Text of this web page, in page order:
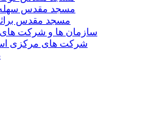
مسجد مقدس
مسجد مقدس
سازمان ها و شرکت های
شرکت های مرکزی